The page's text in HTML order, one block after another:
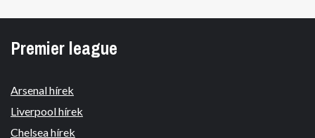
Premier league
Arsenal hírek
Liverpool hírek
Chelsea hírek